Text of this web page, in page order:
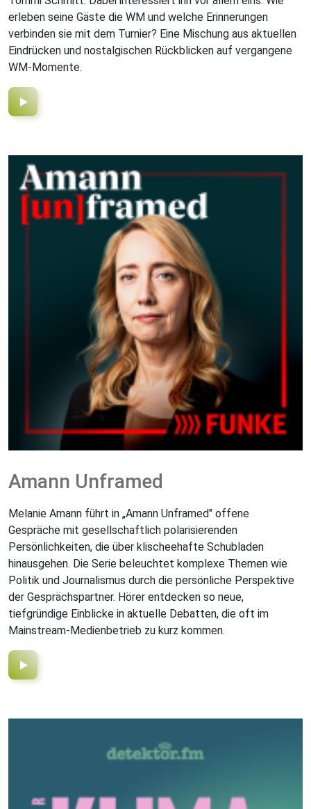
erleben seine Gäste die WM und welche Erinnerungen
verbinden sie mit dem Turnier? Eine Mischung aus aktuellen
Eindrücken und nostalgischen Rückblicken auf vergangene
WM-Momente.
Amann Unframed
Melanie Amann führt in „Amann Unframed" offene
Gespräche mit gesellschaftlich polarisierenden
Persönlichkeiten, die über klischeehafte Schubladen
hinausgehen. Die Serie beleuchtet komplexe Themen wie
Politik und Journalismus durch die persönliche Perspektive
der Gesprächspartner. Hörer entdecken so neue,
tiefgründige Einblicke in aktuelle Debatten, die oft im
Mainstream-Medienbetrieb zu kurz kommen.